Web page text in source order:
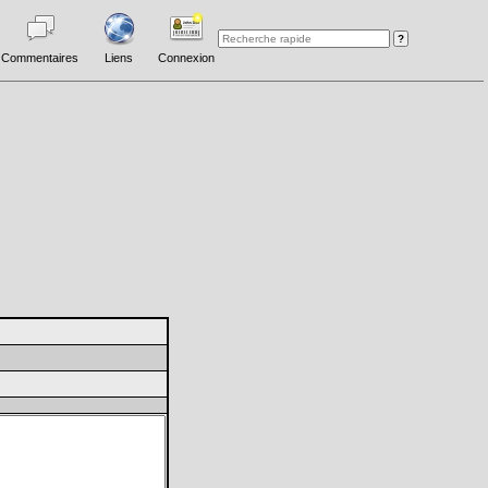
Commentaires Liens Connexion